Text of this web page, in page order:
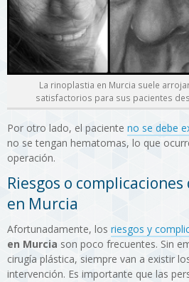
La rinoplastia en Murcia suele
satisfactorios para sus pacientes
Por otro lado, el paciente no se debe
no se tengan hematomas, lo que
operación.
Riesgos o
en Murcia
Afortunadamente, los riesgos y
en Murcia son poco frecuentes. Sin
cirugía plástica, siempre van a existir
intervención. Es importante que las